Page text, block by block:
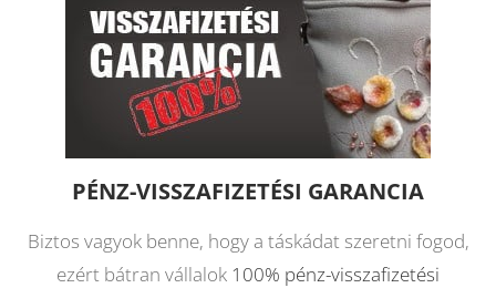
PÉNZ-VISSZAFIZETÉSI GARANCIA
Biztos vagyok benne, hogy a táskádat szeretni fogod,
ezért bátran vállalok 100% pénz-visszafizetési